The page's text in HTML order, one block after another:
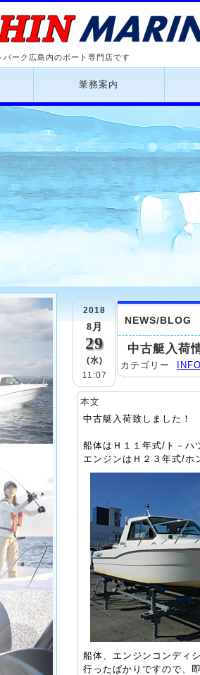
パーク広島内のボート専門店です
業務案内
2018
8月
29
(水)
11:07
NEWS/BLOG
中古艇入荷
カテゴリー
本文
中古艇入荷致しました！
船体はＨ１１年式/ト－ハ
エンジンはＨ２３年式/ホ
船体、エンジンコンディ
行ったばかりですので、